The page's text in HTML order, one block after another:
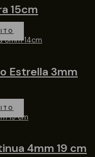
15cm
Estrella 3mm
4mm 19 cm